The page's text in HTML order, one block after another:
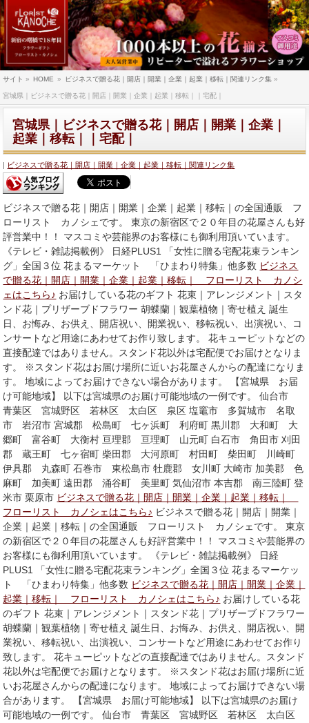
サイト » HOME » ビジネスで贈る花｜開店｜開業｜企業｜起業｜移転｜関連リンク集 »
宮城県｜ビジネスで贈る花｜開店｜開業｜企業｜起業｜移転｜｜宅配｜
宮城県｜ビジネスで贈る花｜開店｜開業｜企業｜
起業｜移転｜｜宅配｜
ビジネスで贈る花｜開店｜開業｜企業｜起業｜移転｜関連リンク集
ビジネスで贈る花｜開店｜開業｜企業｜起業｜移転｜の全国通販 フ
ローリスト カノシェです。 東京の新宿区で２０年目の花屋さんも好
評営業中！！ マスコミや芸能界のお客様にも御利用頂いています。
《テレビ・雑誌掲載例》 日経PLUS1 「女性に贈る宅配花束ランキン
グ」全国３位 花まるマーケット 「ひまわり特集」他多数 ビジネス
で贈る花｜開店｜開業｜企業｜起業｜移転｜ フローリスト カノシ
ェはこちら♪ お届けしている花のギフト 花束｜アレンジメント｜スタ
ンド花｜プリザーブドフラワー 胡蝶蘭｜観葉植物｜寄せ植え 誕生
日、お悔み、お供え、開店祝い、開業祝い、移転祝い、出演祝い、コ
ンサートなど用途にあわせてお作り致します。 花キューピットなどの
直接配達ではありません。スタンド花以外は宅配便でお届けとなりま
す。 ※スタンド花はお届け場所に近いお花屋さんからの配達になりま
す。 地域によってお届けできない場合があります。 【宮城県 お届
け可能地域】 以下は宮城県のお届け可能地域の一例です。 仙台市
青葉区 宮城野区 若林区 太白区 泉区 塩竈市 多賀城市 名取
市 岩沼市 宮城郡 松島町 七ヶ浜町 利府町 黒川郡 大和町 大
郷町 富谷町 大衡村 亘理郡 亘理町 山元町 白石市 角田市 刈田
郡 蔵王町 七ヶ宿町 柴田郡 大河原町 村田町 柴田町 川崎町
伊具郡 丸森町 石巻市 東松島市 牡鹿郡 女川町 大崎市 加美郡 色
麻町 加美町 遠田郡 涌谷町 美里町 気仙沼市 本吉郡 南三陸町 登
米市 栗原市 ビジネスで贈る花｜開店｜開業｜企業｜起業｜移転｜
フローリスト カノシェはこちら♪ ビジネスで贈る花｜開店｜開業｜
企業｜起業｜移転｜の全国通販 フローリスト カノシェです。 東京
の新宿区で２０年目の花屋さんも好評営業中！！ マスコミや芸能界の
お客様にも御利用頂いています。 《テレビ・雑誌掲載例》 日経
PLUS1 「女性に贈る宅配花束ランキング」全国３位 花まるマーケッ
ト 「ひまわり特集」他多数 ビジネスで贈る花｜開店｜開業｜企業｜
起業｜移転｜ フローリスト カノシェはこちら♪ お届けしている花
のギフト 花束｜アレンジメント｜スタンド花｜プリザーブドフラワー
胡蝶蘭｜観葉植物｜寄せ植え 誕生日、お悔み、お供え、開店祝い、開
業祝い、移転祝い、出演祝い、コンサートなど用途にあわせてお作り
致します。 花キューピットなどの直接配達ではありません。スタンド
花以外は宅配便でお届けとなります。 ※スタンド花はお届け場所に近
いお花屋さんからの配達になります。 地域によってお届けできない場
合があります。 【宮城県 お届け可能地域】 以下は宮城県のお届け
可能地域の一例です。 仙台市 青葉区 宮城野区 若林区 太白区